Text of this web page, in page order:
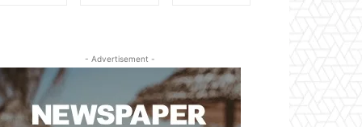
- Advertisement -